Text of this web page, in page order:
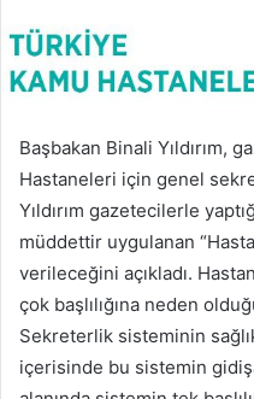
Başbakan Binali Yıldırım,
Hastaneleri için genel
Yıldırım gazetecilerle
müddettir uygulanan
verileceğini açıkladı.
çok başlılığına neden
Sekreterlik sisteminin
içerisinde bu sistemin